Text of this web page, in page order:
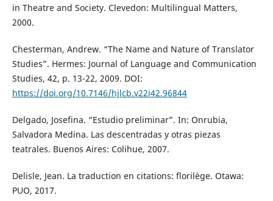
in Theatre and Society. Clevedon: Multilingual Matters,
2000.
Chesterman, Andrew. “The Name and Nature of Translator
Studies”. Hermes: Journal of Language and Communication
Studies, 42, p. 13-22, 2009. DOI:
https://doi.org/10.7146/hjlcb.v22i42.96844
Delgado, Josefina. “Estudio preliminar”. In: Onrubia,
Salvadora Medina. Las descentradas y otras piezas
teatrales. Buenos Aires: Colihue, 2007.
Delisle, Jean. La traduction en citations: florilège. Otawa:
PUO, 2017.